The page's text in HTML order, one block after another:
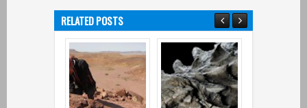
RELATED POSTS